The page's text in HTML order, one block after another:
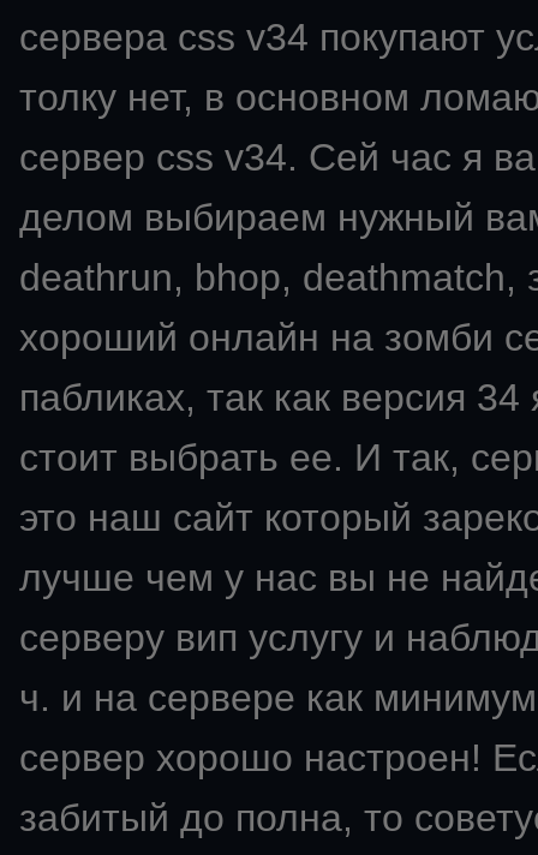
сервера css v34 покупают
толку нет, в основном
сервер css v34. Сей час я
делом выбираем нужный
deathrun, bhop, deathmatch,
хороший онлайн на зомби
пабликах, так как версия
стоит выбрать ее. И так,
это наш сайт который
лучше чем у нас вы не
серверу вип услугу и
ч. и на сервере как
сервер хорошо настроен!
забитый до полна, то